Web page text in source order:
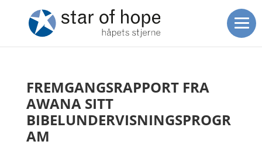
FREMGANGSRAPPORT FRA
AWANA SITT
BIBELUNDERVISNINGSPROGR
AM